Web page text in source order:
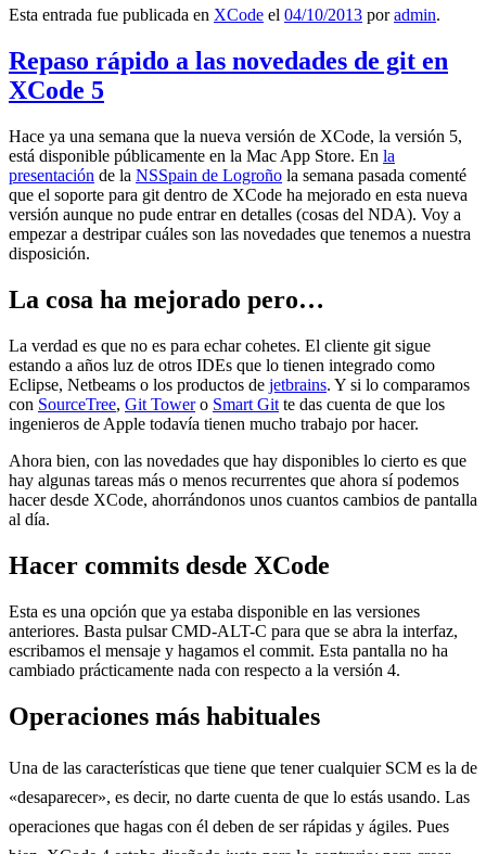
Esta entrada fue publicada en XCode el 04/10/2013 poradmin.
Repaso rápido a las novedades de git en
XCode 5
Hace ya una semana que la nueva versión de XCode, la versión 5,
está disponible públicamente en la Mac App Store. En la
presentación de la NSSpain de Logroño la semana pasada comenté
que el soporte para git dentro de XCode ha mejorado en esta nueva
versión aunque no pude entrar en detalles (cosas del NDA). Voy a
empezar a destripar cuáles son las novedades que tenemos a nuestra
disposición.
La cosa ha mejorado pero…
La verdad es que no es para echar cohetes. El cliente git sigue
estando a años luz de otros IDEs que lo tienen integrado como
Eclipse, Netbeams o los productos de jetbrains. Y si lo comparamos
con SourceTree, Git Towero Smart Git te das cuenta de que los
ingenieros de Apple todavía tienen mucho trabajo por hacer.
Ahora bien, con las novedades que hay disponibles lo cierto es que
hay algunas tareas más o menos recurrentes que ahora sí podemos
hacer desde XCode, ahorrándonos unos cuantos cambios de pantalla
al día.
Hacer commits desde XCode
Esta es una opción que ya estaba disponible en las versiones
anteriores. Basta pulsar CMD-ALT-C para que se abra la interfaz,
escribamos el mensaje y hagamos el commit. Esta pantalla no ha
cambiado prácticamente nada con respecto a la versión 4.
Operaciones más habituales
Una de las características que tiene que tener cualquier SCM es la de
«desaparecer», es decir, no darte cuenta de que lo estás usando. Las
operaciones que hagas con él deben de ser rápidas y ágiles. Pues